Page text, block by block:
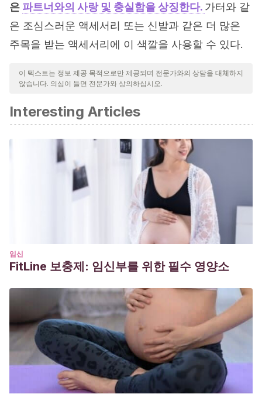
은 파트너와의 사랑 및 충실함을 상징한다. 가터와 같
은 조심스러운 액세서리 또는 신발과 같은 더 많은
주목을 받는 액세서리에 이 색깔을 사용할 수 있다.
이 텍스트는 정보 제공 목적으로만 제공되며 전문가와의 상담을 대체하지
않습니다. 의심이 들면 전문가와 상의하십시오.
Interesting Articles
임신
FitLine 보충제: 임신부를 위한 필수 영양소